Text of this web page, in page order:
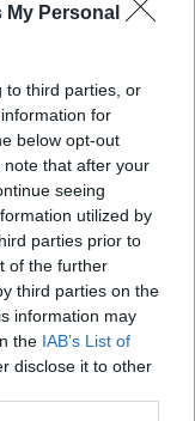
Personal
to third parties, or
for
below opt-out
that after your
seeing
utilized by
parties prior to
of the further
third parties on the
information may
the IAB’s List of
disclose it to other
κ.Τιμόθεος
26 Απριλίου
στην ακολουθία